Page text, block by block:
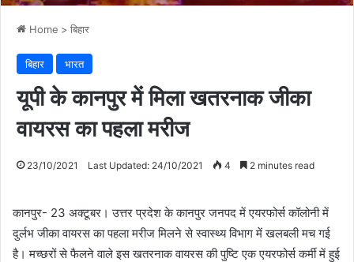
Home > बिहार
बिहार भारत
यूपी के कानपुर में मिला खतरनाक जीका
वायरस का पहला मरीज
23/10/2021 Last Updated: 24/10/2021 4 2 minutes read
कानपुर- 23 अक्टूबर। उत्तर प्रदेश के कानपुर जनपद में एयरफोर्स कॉलोनी में
दुर्लभ जीका वायरस का पहला मरीज मिलने से स्वास्थ्य विभाग में खलबली मच गई
है। मच्छरों से फैलने वाले इस खतरनाक वायरस की पुष्टि एक एयरफोर्स कर्मी में हुई